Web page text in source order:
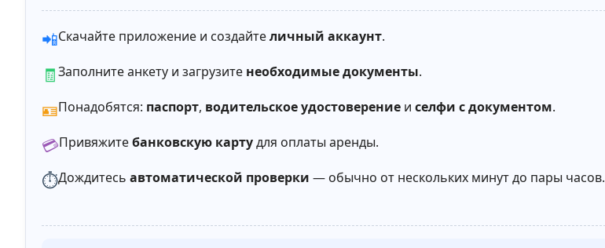
📲Скачайте приложение и создайтеличный аккаунт.
🧾Заполните анкету и загрузите необходимые документы.
🪪Понадобятся: паспорт, водительское удостоверение и селфи с документом.
💳Привяжитебанковскую картудля оплаты аренды.
⏱️Дождитесь автоматической проверки — обычно от нескольких минут до пары часов.